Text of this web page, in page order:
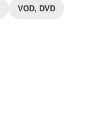
VOD, DVD